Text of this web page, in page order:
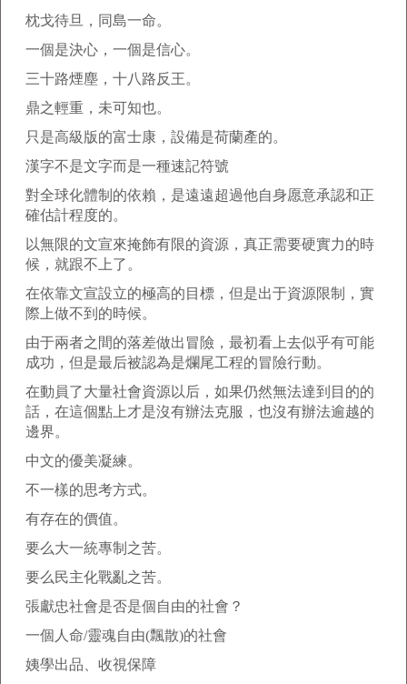
枕戈待旦，同島一命。
一個是決心，一個是信心。
三十路煙塵，十八路反王。
鼎之輕重，未可知也。
只是高級版的富士康，設備是荷蘭產的。
漢字不是文字而是一種速記符號
對全球化體制的依賴，是遠遠超過他自身愿意承認和正
確估計程度的。
以無限的文宣來掩飾有限的資源，真正需要硬實力的時
候，就跟不上了。
在依靠文宣設立的極高的目標，但是出于資源限制，實
際上做不到的時候。
由于兩者之間的落差做出冒險，最初看上去似乎有可能
成功，但是最后被認為是爛尾工程的冒險行動。
在動員了大量社會資源以后，如果仍然無法達到目的的
話，在這個點上才是沒有辦法克服，也沒有辦法逾越的
邊界。
中文的優美凝練。
不一樣的思考方式。
有存在的價值。
要么大一統專制之苦。
要么民主化戰亂之苦。
張獻忠社會是否是個自由的社會？
一個人命/靈魂自由(飄散)的社會
姨學出品、收視保障